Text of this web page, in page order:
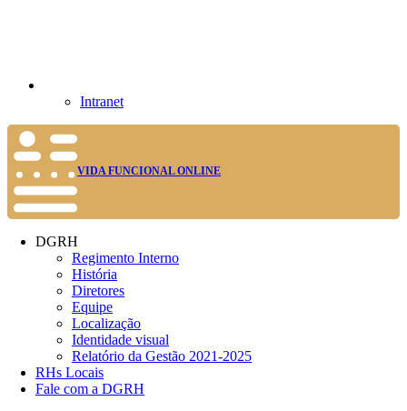
Intranet
VIDA FUNCIONAL ONLINE
DGRH
Regimento Interno
História
Diretores
Equipe
Localização
Identidade visual
Relatório da Gestão 2021-2025
RHs Locais
Fale com a DGRH